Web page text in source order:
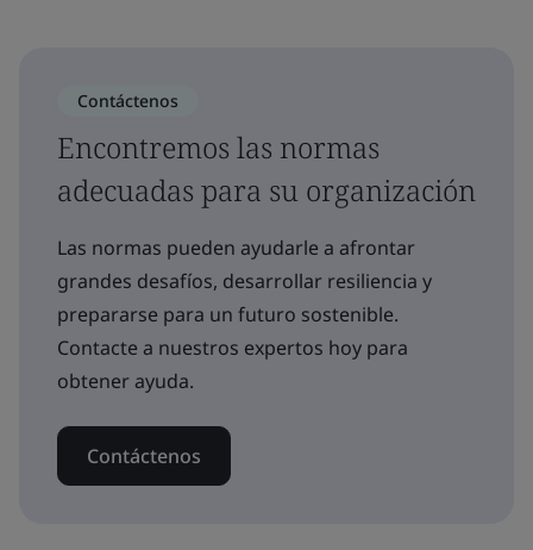
Contáctenos
Encontremos las normas
adecuadas para su organización
Las normas pueden ayudarle a afrontar
grandes desafíos, desarrollar resiliencia y
prepararse para un futuro sostenible.
Contacte a nuestros expertos hoy para
obtener ayuda.
Contáctenos